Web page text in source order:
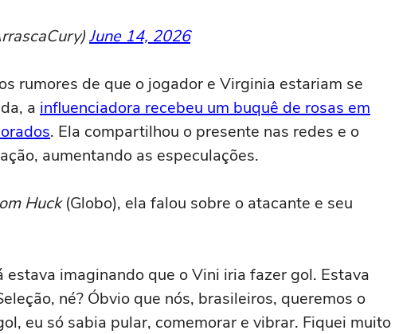
June 14, 2026
rumores de que o jogador e Virginia estariam se
a influenciadora recebeu um buquê de rosas em
. Ela compartilhou o presente nas redes e o
aumentando as especulações.
Huck(Globo), ela falou sobre o atacante e seu
imaginando que o Vini iria fazer gol. Estava
né? Óbvio que nós, brasileiros, queremos o
eu só sabia pular, comemorar e vibrar. Fiquei muito